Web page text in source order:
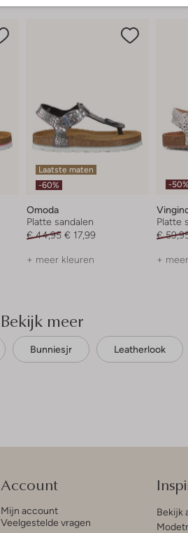
Laatste maten
-60%
Omoda
Platte sandalen
€ 44,95 € 17,99
+ meer kleuren
-50%
Platte
€
+
Bekijk meer
Bunniesjr Leatherlook
Account
Mijn account
Veelgestelde vragen
Bekijk